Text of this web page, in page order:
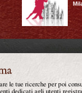
le tue ricerche per poi